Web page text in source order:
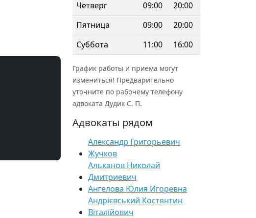
Четверг
09:00
20:00
Пятница
09:00
20:00
Суббота
11:00 16:00
График работы и приема могут
измениться! Предварительно
уточните по рабочему телефону
адвоката Дудик С. П.
Адвокаты рядом
Александр Григорьевич
Жучков
Альканов Николай
Дмитриевич
Ангелова Юлия Игоревна
Андрієвський Костянтин
Віталійович